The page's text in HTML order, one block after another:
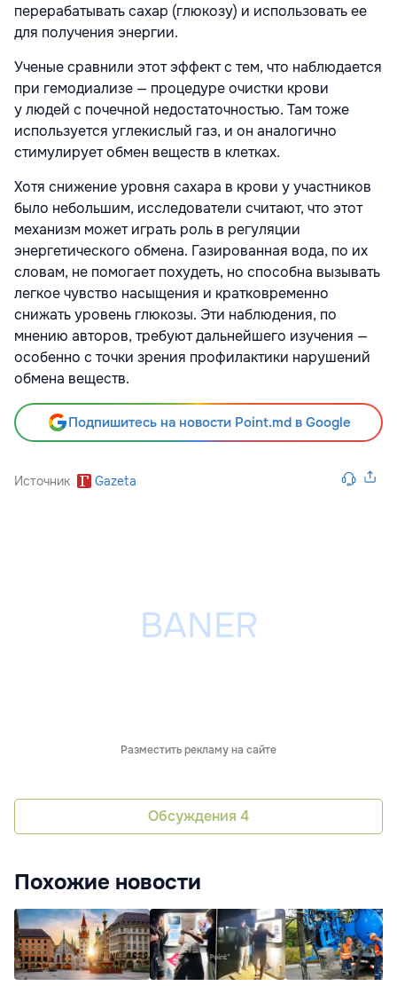
перерабатывать сахар (глюкозу) и использовать ее
для получения энергии.
Ученые сравнили этот эффект с тем, что наблюдается
при гемодиализе — процедуре очистки крови
у людей с почечной недостаточностью. Там тоже
используется углекислый газ, и он аналогично
стимулирует обмен веществ в клетках.
Хотя снижение уровня сахара в крови у участников
было небольшим, исследователи считают, что этот
механизм может играть роль в регуляции
энергетического обмена. Газированная вода, по их
словам, не помогает похудеть, но способна вызывать
легкое чувство насыщения и кратковременно
снижать уровень глюкозы. Эти наблюдения, по
мнению авторов, требуют дальнейшего изучения —
особенно с точки зрения профилактики нарушений
обмена веществ.
Подпишитесь на новости Point.md в Google
Источник Gazeta
Разместить рекламу на сайте
Обсуждения 4
Похожие новости